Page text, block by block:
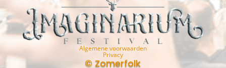
Algemene voorwaarden
Privacy
© Zomerfolk